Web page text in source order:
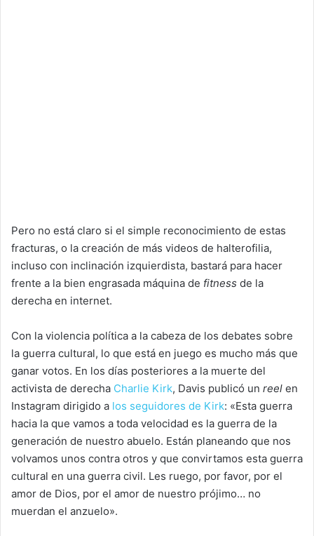
Pero no está claro si el simple reconocimiento de estas
fracturas, o la creación de más videos de halterofilia,
incluso con inclinación izquierdista, bastará para hacer
frente a la bien engrasada máquina de fitness de la
derecha en internet.
Con la violencia política a la cabeza de los debates sobre
la guerra cultural, lo que está en juego es mucho más que
ganar votos. En los días posteriores a la muerte del
activista de derecha Charlie Kirk, Davis publicó un reel en
Instagram dirigido a los seguidores de Kirk: «Esta guerra
hacia la que vamos a toda velocidad es la guerra de la
generación de nuestro abuelo. Están planeando que nos
volvamos unos contra otros y que convirtamos esta guerra
cultural en una guerra civil. Les ruego, por favor, por el
amor de Dios, por el amor de nuestro prójimo… no
muerdan el anzuelo».